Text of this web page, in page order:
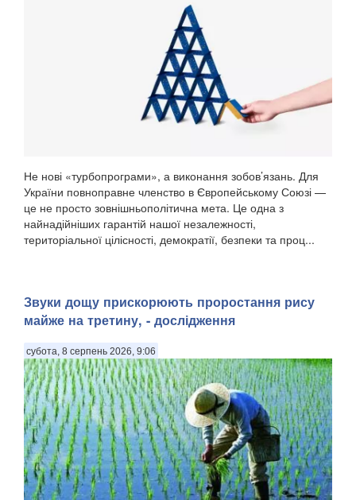
Не нові «турбопрограми», а виконання зобов’язань. Для
України повноправне членство в Європейському Союзі —
це не просто зовнішньополітична мета. Це одна з
найнадійніших гарантій нашої незалежності,
територіальної цілісності, демократії, безпеки та проц...
Звуки дощу прискорюють проростання рису
майже на третину, - дослідження
субота, 8 серпень 2026, 9:06